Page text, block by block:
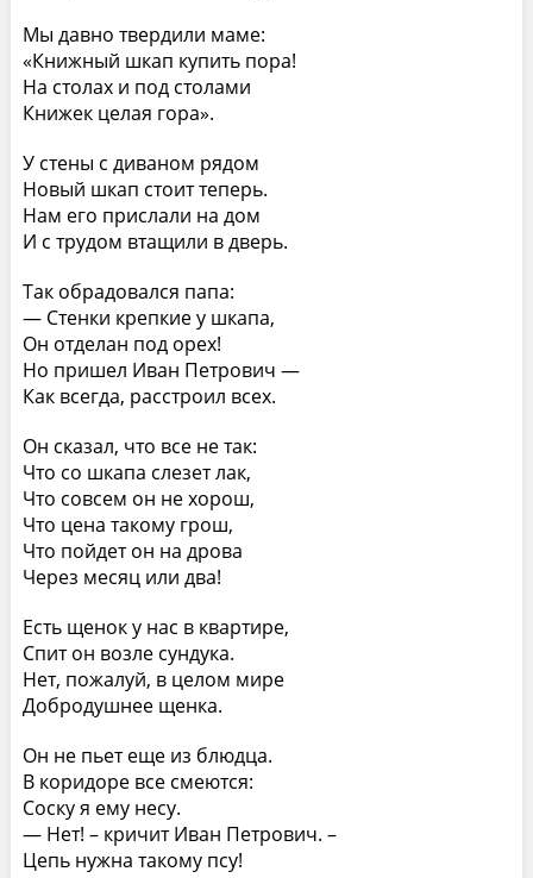
Мы давно твердили маме:
«Книжный шкап купить пора!
На столах и под столами
Книжек целая гора».
У стены с диваном рядом
Новый шкап стоит теперь.
Нам его прислали на дом
И с трудом втащили в дверь.
Так обрадовался папа:
— Стенки крепкие у шкапа,
Он отделан под орех!
Но пришел Иван Петрович —
Как всегда, расстроил всех.
Он сказал, что все не так:
Что со шкапа слезет лак,
Что совсем он не хорош,
Что цена такому грош,
Что пойдет он на дрова
Через месяц или два!
Есть щенок у нас в квартире,
Спит он возле сундука.
Нет, пожалуй, в целом мире
Добродушнее щенка.
Он не пьет еще из блюдца.
В коридоре все смеются:
Соску я ему несу.
— Нет! – кричит Иван Петрович. –
Цепь нужна такому псу!